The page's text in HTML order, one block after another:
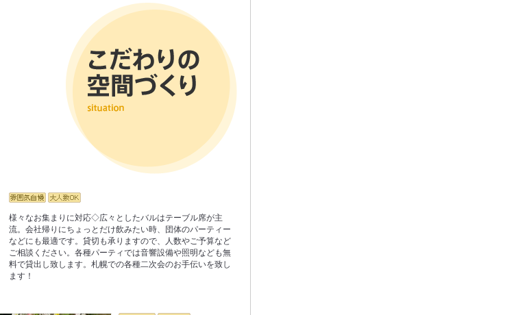
様々なお集まりに対応◇広々としたバルはテーブル席が主
流。会社帰りにちょっとだけ飲みたい時、団体のパーティー
などにも最適です。貸切も承りますので、人数やご予算など
ご相談ください。各種パーティでは音響設備や照明なども無
料で貸出し致します。札幌での各種二次会のお手伝いを致し
ます！